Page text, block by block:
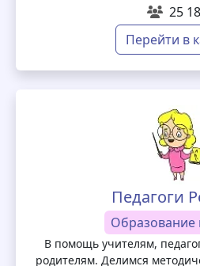
25
Перейти в
Педагоги
Образование
В помощь учителям,
родителям. Делимся